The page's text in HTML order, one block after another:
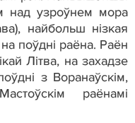
над узроўнем мора
найбольш нізкая
поўдні раёна. Раён
Літва, на захадзе
з Воранаўскім,
раёнамі